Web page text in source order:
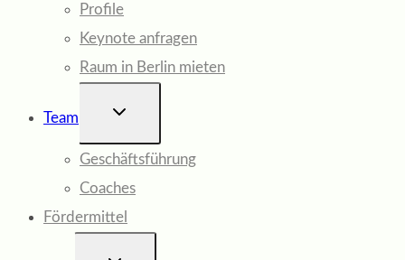
Profile
Keynote anfragen
Raum in Berlin mieten
Team
UNTERMENÜ
Geschäftsführung
Coaches
Fördermittel
UNTERMENÜ